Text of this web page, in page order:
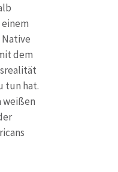
dem
tun hat.
weißen